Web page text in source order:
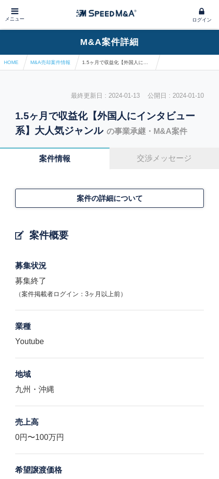
メニュー ログイン
M&A案件詳細
HOME M&A売却案件情報
最終更新日 : 2024-01-13 公開日 : 2024-01-10
1.5ヶ月で収益化【外国人にインタビュー
系】大人気ジャンル の事業承継・M&A案件
案件情報 交渉メッセージ
案件概要
案件の詳細について
募集状況
募集終了
（案件掲載者ログイン：3ヶ月以上前）
業種
Youtube
地域
九州・沖縄
売上高
0円〜100万円
希望譲渡価格